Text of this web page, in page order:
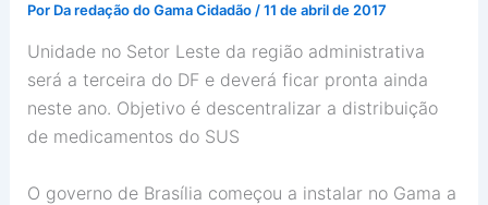
Por Da redação do Gama Cidadão /11 de abril de 2017
Unidade no Setor Leste da região administrativa
será a terceira do DF e deverá ficar pronta ainda
neste ano. Objetivo é descentralizar a distribuição
de medicamentos do SUS
O governo de Brasília começou a instalar no Gama a